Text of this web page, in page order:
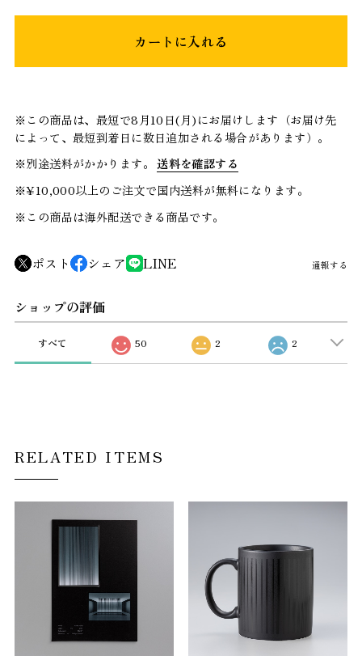
カートに入れる
※この商品は、最短で8月10日(月)にお届けします（お届け先
によって、最短到着日に数日追加される場合があります）。
※別途送料がかかります。 送料を確認する
※¥10,000以上のご注文で国内送料が無料になります。
※この商品は海外配送できる商品です。
ポスト シェア LINE 通報する
ショップの評価
すべて 50 2 2
RELATED ITEMS